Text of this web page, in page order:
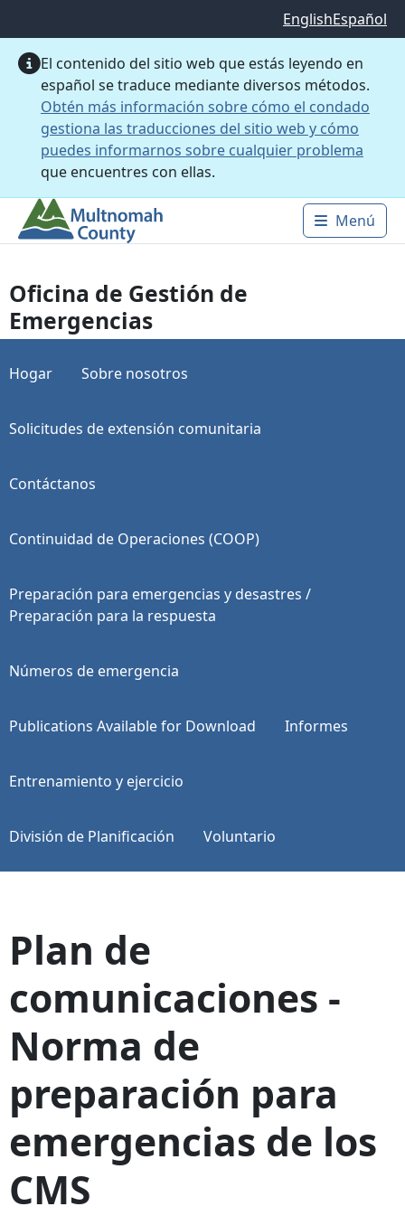
EnglishEspañol
El contenido del sitio web que estás leyendo en
español se traduce mediante diversos métodos.
Obtén más información sobre cómo el condado
gestiona las traducciones del sitio web y cómo
puedes informarnos sobre cualquier problema
que encuentres con ellas.
Main
Menú
Oficina de Gestión de
Emergencias
Hogar Sobre nosotros
Solicitudes de extensión comunitaria
Contáctanos
Continuidad de Operaciones (COOP)
Preparación para emergencias y desastres /
Preparación para la respuesta
Números de emergencia
Publications Available for Download Informes
Entrenamiento y ejercicio
División de Planificación Voluntario
Plan de
comunicaciones -
Norma de
preparación para
emergencias de los
CMS